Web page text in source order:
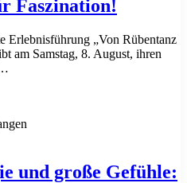
Faszination!
Erlebnisführung „Von Rübentanz
am Samstag, 8. August, ihren
und große Gefühle: